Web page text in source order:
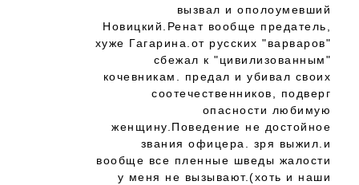
вызвал и ополоумевший
Новицкий.Ренат вообще предатель,
хуже Гагарина.от русских "варваров"
сбежал к "цивилизованным"
кочевникам. предал и убивал своих
соотечественников, подверг
опасности любимую
женщину.Поведение не достойное
звания офицера. зря выжил.и
вообще все пленные шведы жалости
у меня не вызывают.(хоть и наши